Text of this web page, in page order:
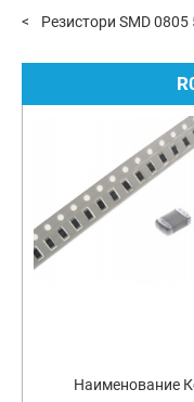
Резистори SMD 0805
Наименование